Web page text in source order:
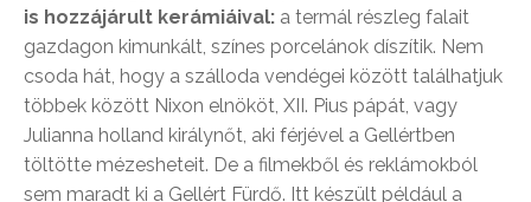
is hozzájárult kerámiáival: a termál részleg falait
gazdagon kimunkált, színes porcelánok díszítik. Nem
csoda hát, hogy a szálloda vendégei között találhatjuk
többek között Nixon elnököt, XII. Pius pápát, vagy
Julianna holland királynőt, aki férjével a Gellértben
töltötte mézesheteit. De a filmekből és reklámokból
sem maradt ki a Gellért Fürdő. Itt készült például a